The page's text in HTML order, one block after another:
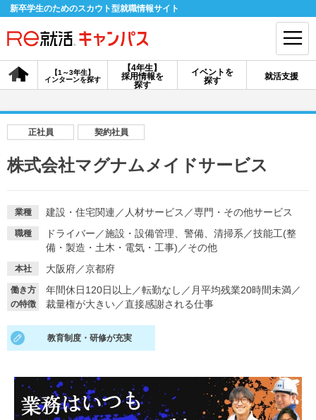
新卒学生のためのスカウト型就職情報サイト
【4年生】
採用情報を
探す
【1～3年生】
インターンを探す
イベントを
探す
就活支援
会員登録 ログイン
採用情報を探す
説明会を探す
インターンを探す
就活ノウハウ・サポート
就活支援
適職診断
あなたに合う仕事を診断！
就活チャンネル
動画で対策講座をチェック
正社員 契約社員
株式会社マグナムメイドサービス
業種 建設・住宅関連 ／ 人材サービス ／専門・その他サービス
職種 ドライバー ／施設・設備管理、警備、清掃系 ／技能工(整
備・製造・土木・電気・工事) ／その他
本社 大阪府／京都府
働き方
の特徴
年間休日120日以上 ／転勤なし ／ 月平均残業20時間未満／
裁量権が大きい／直接感謝される仕事
教育制度・研修が充実